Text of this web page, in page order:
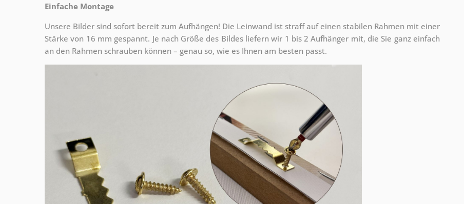
Einfache Montage
Unsere Bilder sind sofort bereit zum Aufhängen! Die Leinwand ist straff auf einen stabilen Rahmen mit einer
Stärke von 16 mm gespannt. Je nach Größe des Bildes liefern wir 1 bis 2 Aufhänger mit, die Sie ganz einfach
an den Rahmen schrauben können – genau so, wie es Ihnen am besten passt.